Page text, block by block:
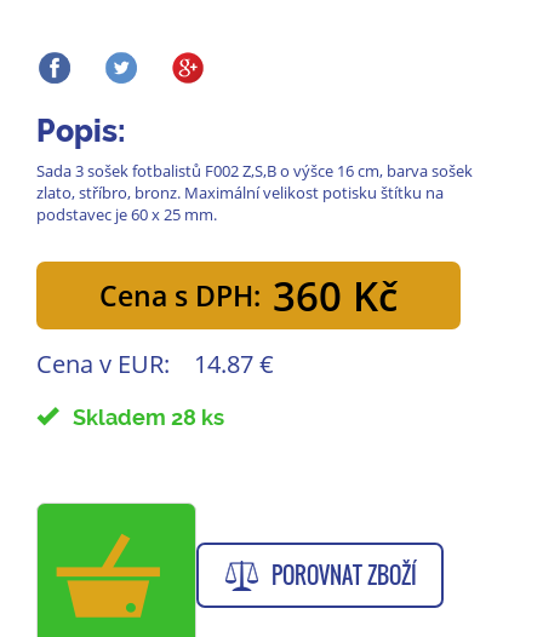
Popis:
Sada 3 sošek fotbalistů F002 Z,S,B o výšce 16 cm, barva sošek
zlato, stříbro, bronz. Maximální velikost potisku štítku na
podstavec je 60 x 25 mm.
Cena s DPH: 360 Kč
Cena v EUR: 14.87 €
Skladem 28 ks
POROVNAT ZBOŽÍ